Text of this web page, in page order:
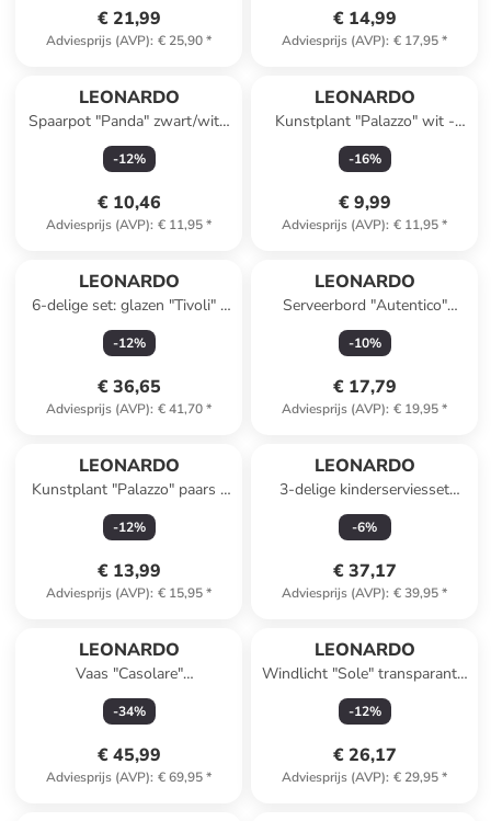
€ 21,99
Adviesprijs (AVP): € 25,90*
€ 14,99
Adviesprijs (AVP): € 17,95*
LEONARDO
Spaarpot "Panda" zwart/wit -
(H)12 x Ø 9 cm
-12%
€ 10,46
Adviesprijs (AVP): € 11,95*
LEONARDO
Kunstplant "Palazzo" wit -
(L)60 cm
-16%
€ 9,99
Adviesprijs (AVP): € 11,95*
LEONARDO
6-delige set: glazen "Tivoli" -
360 ml
-12%
€ 36,65
Adviesprijs (AVP): € 41,70*
LEONARDO
Serveerbord "Autentico"
wit/goudkleurig - Ø 32 cm
-10%
€ 17,79
Adviesprijs (AVP): € 19,95*
LEONARDO
Kunstplant "Palazzo" paars -
(L)70 cm
-12%
€ 13,99
Adviesprijs (AVP): € 15,95*
LEONARDO
3-delige kinderserviesset
"Heelal" wit/donkerblauw
-6%
€ 37,17
Adviesprijs (AVP): € 39,95*
LEONARDO
Vaas "Casolare"
transparant/bruin - (H)50 cm
-34%
€ 45,99
Adviesprijs (AVP): € 69,95*
LEONARDO
Windlicht "Sole" transparant -
(H)22 x Ø 21 cm
-12%
€ 26,17
Adviesprijs (AVP): € 29,95*